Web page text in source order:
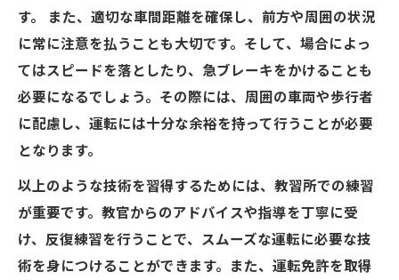
す。 また、適切な車間距離を確保し、前方や周囲の状況
に常に注意を払うことも大切です。そして、場合によっ
てはスピードを落としたり、急ブレーキをかけることも
必要になるでしょう。その際には、周囲の車両や歩行者
に配慮し、運転には十分な余裕を持って行うことが必要
となります。
以上のような技術を習得するためには、教習所での練習
が重要です。教官からのアドバイスや指導を丁寧に受
け、反復練習を行うことで、スムーズな運転に必要な技
術を身につけることができます。また、運転免許を取得